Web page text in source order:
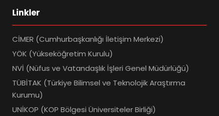
Linkler
CİMER (Cumhurbaşkanlığı İletişim Merkezi)
YÖK (Yükseköğretim Kurulu)
NVİ (Nüfus ve Vatandaşlık İşleri Genel Müdürlüğü)
TÜBİTAK (Türkiye Bilimsel ve Teknolojik Araştırma
Kurumu)
UNİKOP (KOP Bölgesi Üniversiteler Birliği)